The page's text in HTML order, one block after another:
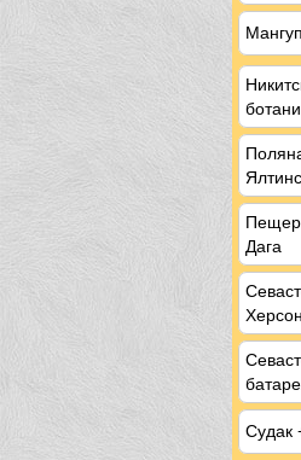
Дага
Судак